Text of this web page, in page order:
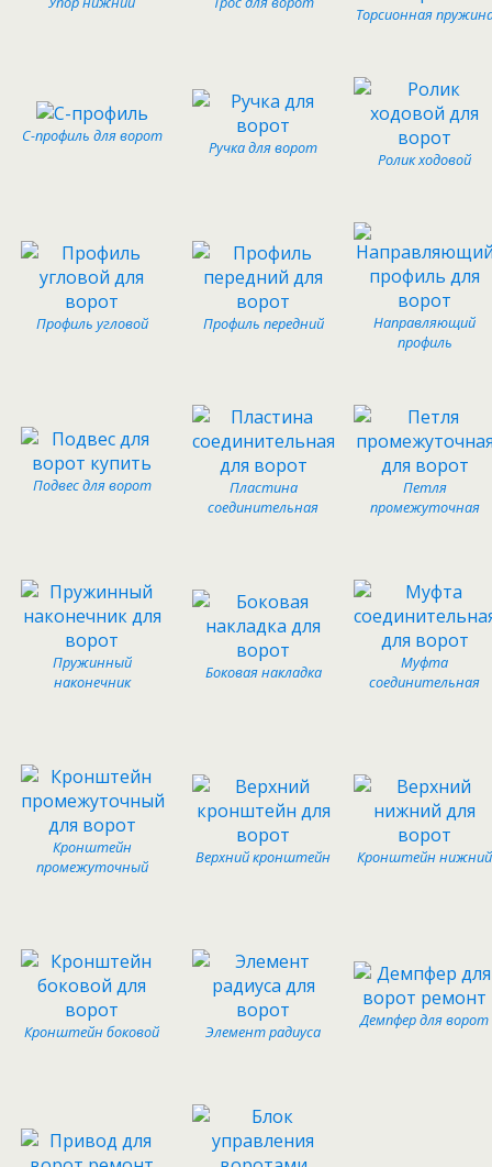
Торсионная
С-профиль для ворот
Ручка для ворот
Ролик ходовой
Профиль угловой Профиль передний
Направляющий
профиль
Подвес для ворот
Пластина
соединительная
Петля
промежуточная
Пружинный
наконечник
Боковая накладка
Муфта
соединительная
Кронштейн
промежуточный
Верхний кронштейн Кронштейн нижний
Кронштейн боковой Элемент радиуса
Демпфер для ворот